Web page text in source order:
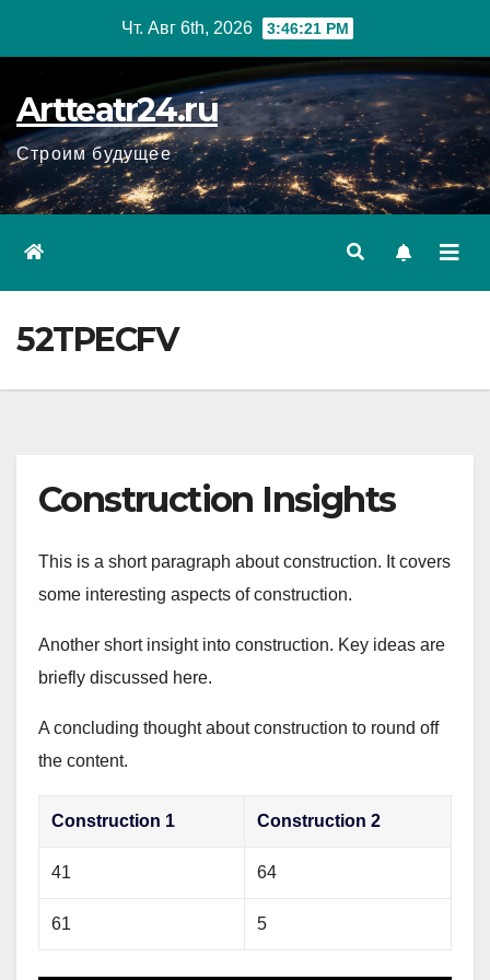
Чт. Авг 6th, 2026 3:46:22 PM
Artteatr24.ru
Строим будущее
52TPECFV
Construction Insights
This is a short paragraph about construction. It covers
some interesting aspects of construction.
Another short insight into construction. Key ideas are
briefly discussed here.
A concluding thought about construction to round off
the content.
Construction 1 Construction 2
41 64
61 5